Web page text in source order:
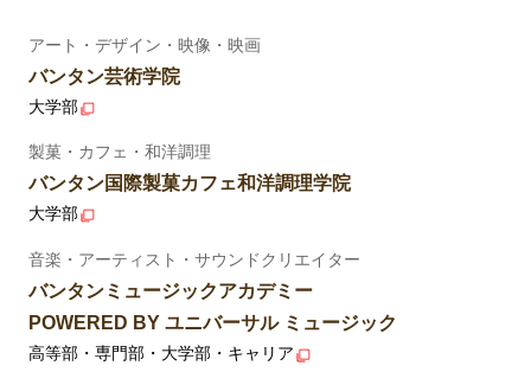
アート・デザイン・映像・映画
バンタン芸術学院
大学部
製菓・カフェ・和洋調理
バンタン国際製菓カフェ和洋調理学院
大学部
音楽・アーティスト・サウンドクリエイター
バンタンミュージックアカデミー
POWERED BY ユニバーサル ミュージック
高等部・専門部・大学部・キャリア